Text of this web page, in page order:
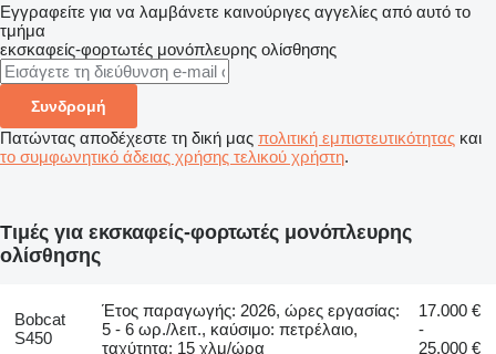
Εγγραφείτε για να λαμβάνετε καινούριγες αγγελίες από αυτό το
τμήμα
εκσκαφείς-φορτωτές μονόπλευρης ολίσθησης
Συνδρομή
Πατώντας αποδέχεστε τη δική μας πολιτική εμπιστευτικότητας και
το συμφωνητικό άδειας χρήσης τελικού χρήστη.
Τιμές για εκσκαφείς-φορτωτές μονόπλευρης
ολίσθησης
Bobcat
S450
Έτος παραγωγής: 2026, ώρες εργασίας:
5 - 6 ωρ./λειτ., καύσιμο: πετρέλαιο,
ταχύτητα: 15 χλμ/ώρα
17.000 €
-
25.000 €